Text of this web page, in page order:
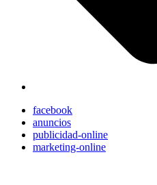
facebook
anuncios
publicidad-online
marketing-online